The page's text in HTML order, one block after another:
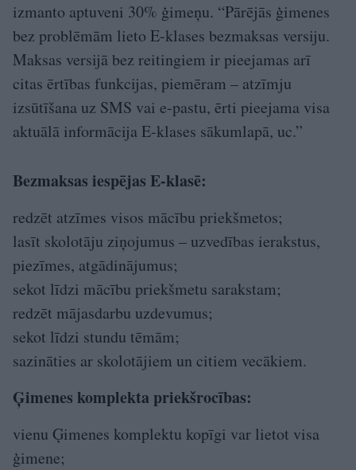
izmanto aptuveni 30% ģimeņu. “Pārējās ģimenes
bez problēmām lieto E-klases bezmaksas versiju.
Maksas versijā bez reitingiem ir pieejamas arī
citas ērtības funkcijas, piemēram – atzīmju
izsūtīšana uz SMS vai e-pastu, ērti pieejama visa
aktuālā informācija E-klases sākumlapā, uc.”
Bezmaksas iespējas E-klasē:
redzēt atzīmes visos mācību priekšmetos;
lasīt skolotāju ziņojumus – uzvedības ierakstus,
piezīmes, atgādinājumus;
sekot līdzi mācību priekšmetu sarakstam;
redzēt mājasdarbu uzdevumus;
sekot līdzi stundu tēmām;
sazināties ar skolotājiem un citiem vecākiem.
Ģimenes komplekta priekšrocības:
vienu Ģimenes komplektu kopīgi var lietot visa
ģimene;